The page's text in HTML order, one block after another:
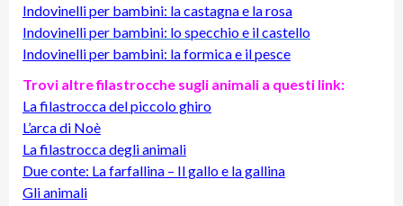
Indovinelli per bambini: la castagna e la rosa
Indovinelli per bambini: lo specchio e il castello
Indovinelli per bambini: la formica e il pesce
Trovi altre filastrocche sugli animali a questi link:
La filastrocca del piccolo ghiro
L’arca di Noè
La filastrocca degli animali
Due conte: La farfallina – Il gallo e la gallina
Gli animali